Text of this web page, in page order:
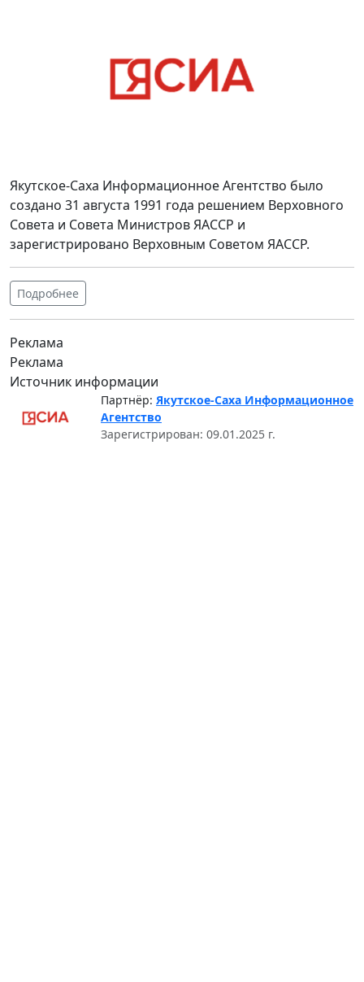
Якутское-Саха Информационное Агентство было
создано 31 августа 1991 года решением Верховного
Совета и Совета Министров ЯАССР и
зарегистрировано Верховным Советом ЯАССР.
Подробнее
Реклама
Реклама
Источник информации
Партнёр: Якутское-Саха Информационное
Агентство
Зарегистрирован: 09.01.2025 г.